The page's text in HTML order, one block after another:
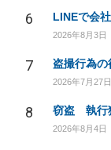
6
2026年8月3日
7
2026年7月27日
8 窃盗 執行
2026年8月4日